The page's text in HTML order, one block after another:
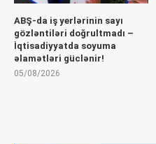
ABŞ-da iş yerlərinin sayı
gözləntiləri doğrultmadı –
İqtisadiyyatda soyuma
əlamətləri güclənir!
05/08/2026